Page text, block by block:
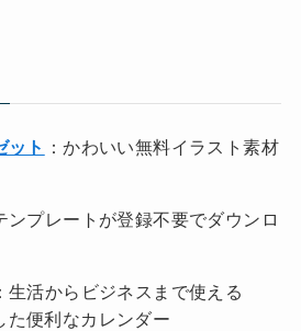
ット
：かわいい無料イラスト素材
ンプレートが登録不要でダウンロ
：生活からビジネスまで使える
た便利なカレンダー